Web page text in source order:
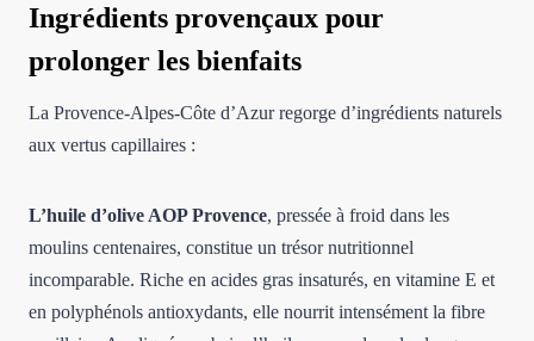
Ingrédients provençaux pour
prolonger les bienfaits
La Provence-Alpes-Côte d’Azur regorge d’ingrédients naturels
aux vertus capillaires :
L’huile d’olive AOP Provence, pressée à froid dans les
moulins centenaires, constitue un trésor nutritionnel
incomparable. Riche en acides gras insaturés, en vitamine E et
en polyphénols antioxydants, elle nourrit intensément la fibre